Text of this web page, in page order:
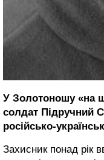
У Золотоношу «на
солдат Підручний
російсько-
Захисник понад рік